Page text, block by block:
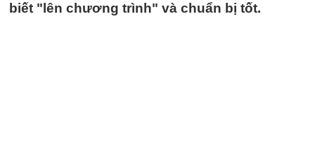
biết "lên chương trình" và chuẩn bị tốt.